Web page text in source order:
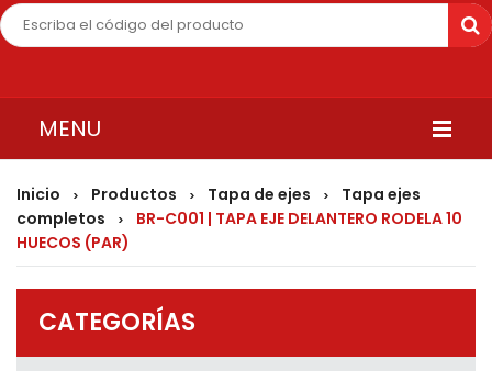
MENU
INICIO
QUIENES SOMOS
PRODUCTOS
CONTÁCTENOS
Inicio > Productos > Tapa de ejes >
Tapa ejes
completos
>
BR-C001 | TAPA EJE DELANTERO RODELA 10
HUECOS (PAR)
CATEGORÍAS